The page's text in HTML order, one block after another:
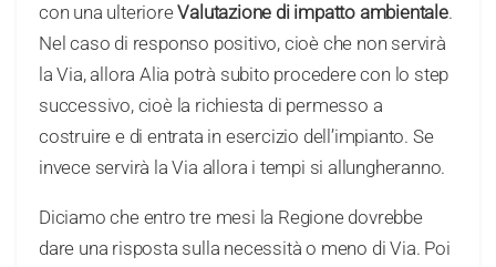
con una ulterioreValutazione di impatto ambientale.
Nel caso di responso positivo, cioè che non servirà
la Via, allora Alia potrà subito procedere con lo step
successivo, cioè la richiesta di permesso a
costruire e di entrata in esercizio dell’impianto. Se
invece servirà la Via allora i tempi si allungheranno.
Diciamo che entro tre mesi la Regione dovrebbe
dare una risposta sulla necessità o meno di Via. Poi